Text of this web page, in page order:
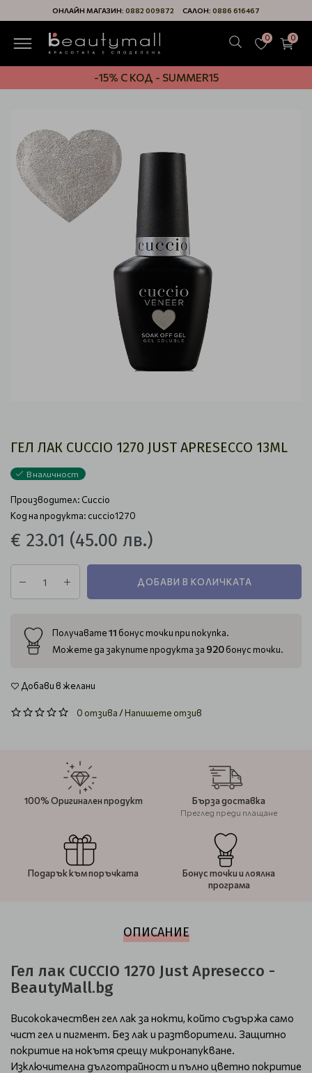
ОНЛАЙН МАГАЗИН: 0882 009872 САЛОН: 0886 616467
0 0
-15% С КОД - SUMMER15
ГЕЛ ЛАК CUCCIO 1270 JUST APRESECCO 13ML
В наличност
Производител: Cuccio
Код на продукта: cuccio1270
€ 23.01 (45.00 лв.)
ДОБАВИ В КОЛИЧКАТА
Получавате11 бонус точки при покупка.
Можете да закупите продукта за 920бонус точки.
Добави в желани
0 отзива/Напишете отзив
100% Оригинален продукт Бърза доставка
Преглед преди плащане
Подарък към поръчката
Бонус точки и лоялна
програма
ОПИСАНИЕ
Гел лак CUCCIO 1270 Just Apresecco -
BeautyMall.bg
Висококачествен гел лак за нокти, който съдържа само
чист гел и пигмент. Без лак и разтворители. Защитно
покритие на нокътя срещу микронапукване.
Изключителна дълготрайност и пълно цветно покритие